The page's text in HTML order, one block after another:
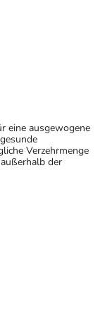
eine ausgewogene
Verzehrmenge
der